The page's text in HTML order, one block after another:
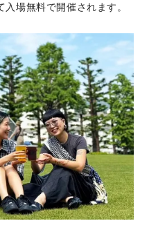
入場無料で開催されます。